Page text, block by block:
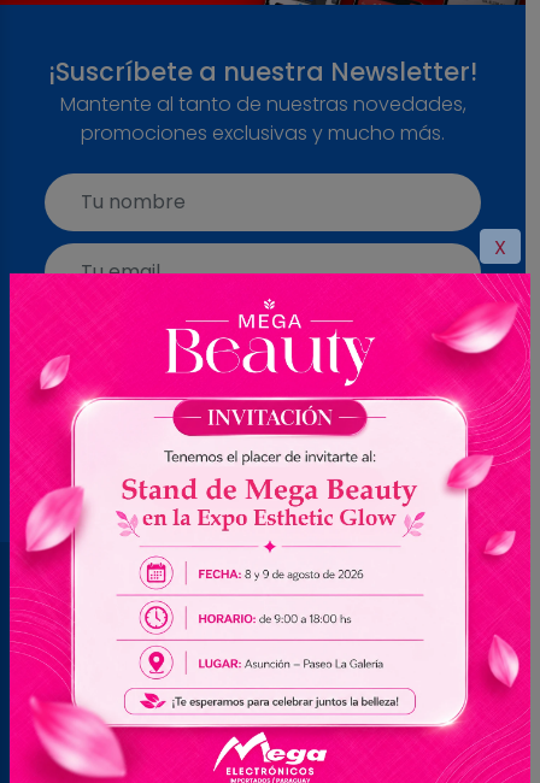
X
¡Suscríbete a nuestra Newsletter!
Mantente al tanto de nuestras novedades,
promociones exclusivas y mucho más.
Brasil
(045) 3528-9053 - (045) 3528-8462
(045) 3025-7072 - (045) 3025-7736
(045) 3025-7713
Paraguay